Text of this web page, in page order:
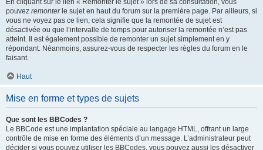
En cliquant sur le lien « Remonter le sujet » lors de sa consultation, vous
pouvez remonterle sujet en haut du forum sur la première page. Par ailleurs, si
vous ne voyez pas ce lien, cela signifie que la remontée de sujet est
désactivée ou que l’intervalle de temps pour autoriser la remontée n’est pas
atteint. Il est également possible de remonter un sujet simplement en y
répondant. Néanmoins, assurez-vous de respecter les règles du forum en le
faisant.
Haut
Mise en forme et types de sujets
Que sont les BBCodes ?
Le BBCode est une implantation spéciale au langage HTML, offrant un large
contrôle de mise en forme des éléments d’un message. L’administrateur peut
décider si vous pouvez utiliser les BBCodes, vous pouvez aussi les désactiver